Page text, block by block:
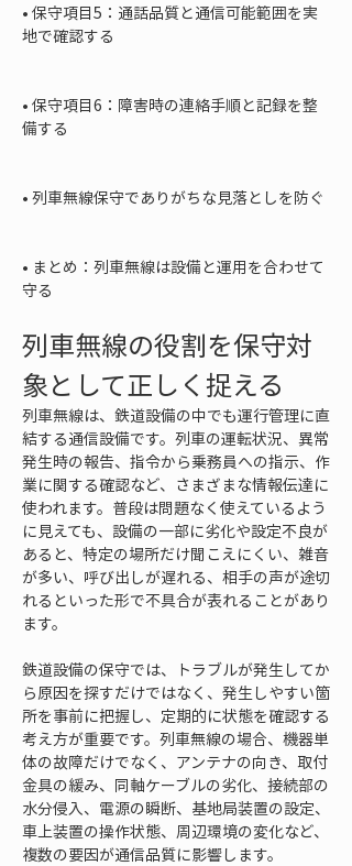
• 保守項目5：通話品質と通信可能範囲を実
地で確認する
• 保守項目6：障害時の連絡手順と記録を整
備する
• 列車無線保守でありがちな見落としを防ぐ
• まとめ：列車無線は設備と運用を合わせて
守る
列車無線の役割を保守対
象として正しく捉える
列車無線は、鉄道設備の中でも運行管理に直
結する通信設備です。列車の運転状況、異常
発生時の報告、指令から乗務員への指示、作
業に関する確認など、さまざまな情報伝達に
使われます。普段は問題なく使えているよう
に見えても、設備の一部に劣化や設定不良が
あると、特定の場所だけ聞こえにくい、雑音
が多い、呼び出しが遅れる、相手の声が途切
れるといった形で不具合が表れることがあり
ます。
鉄道設備の保守では、トラブルが発生してか
ら原因を探すだけではなく、発生しやすい箇
所を事前に把握し、定期的に状態を確認する
考え方が重要です。列車無線の場合、機器単
体の故障だけでなく、アンテナの向き、取付
金具の緩み、同軸ケーブルの劣化、接続部の
水分侵入、電源の瞬断、基地局装置の設定、
車上装置の操作状態、周辺環境の変化など、
複数の要因が通信品質に影響します。